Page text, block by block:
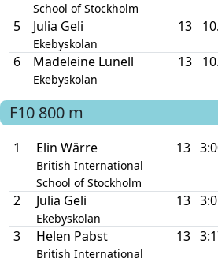
School of Stockholm
5 Julia Geli
Ekebyskolan
13
6 Madeleine Lunell
Ekebyskolan
13
F10 800 m
1 Elin Wärre
British International
School of Stockholm
13
2 Julia Geli
Ekebyskolan
13
3 Helen Pabst
British International
13